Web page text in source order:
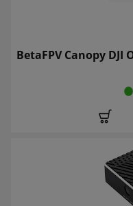
BetaFPV Canopy DJI